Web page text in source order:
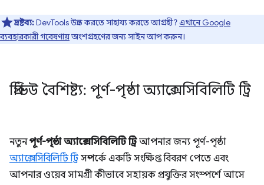
দ্রষ্টব্য:DevTools উন্নত করতে সাহায্য করতে আগ্রহী?এখানে Google
ব্যবহারকারী গবেষণায়অংশগ্রহণের জন্য সাইন আপ করুন।
প্রিভিউ বৈশিষ্ট্য: পূর্ণ-পৃষ্ঠা অ্যাক্সেসিবিলিটি ট্রি
নতুনপূর্ণ-পৃষ্ঠা অ্যাক্সেসিবিলিটি ট্রিআপনার জন্য পূর্ণ-পৃষ্ঠা
অ্যাক্সেসিবিলিটি ট্রিসম্পর্কে একটি সংক্ষিপ্ত বিবরণ পেতে এবং
আপনার ওয়েব সামগ্রী কীভাবে সহায়ক প্রযুক্তির সংস্পর্শে আসে